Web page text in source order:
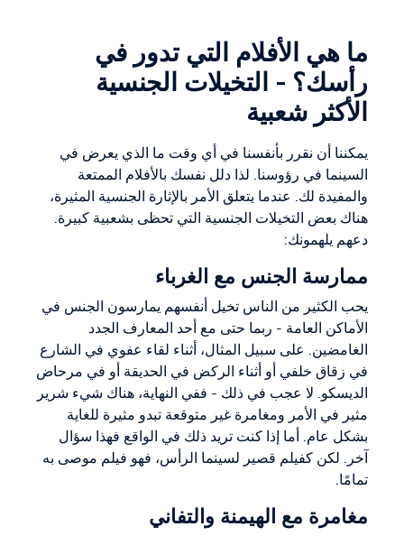
ما هي الأفلام التي تدور في
رأسك؟ - التخيلات الجنسية
الأكثر شعبية
يمكننا أن نقرر بأنفسنا في أي وقت ما الذي يعرض في
السينما في رؤوسنا. لذا دلل نفسك بالأفلام الممتعة
والمفيدة لك. عندما يتعلق الأمر بالإثارة الجنسية المثيرة،
هناك بعض التخيلات الجنسية التي تحظى بشعبية كبيرة.
دعهم يلهمونك:
ممارسة الجنس مع الغرباء
يحب الكثير من الناس تخيل أنفسهم يمارسون الجنس في
الأماكن العامة - ربما حتى مع أحد المعارف الجدد
الغامضين. على سبيل المثال، أثناء لقاء عفوي في الشارع
في زقاق خلفي أو أثناء الركض في الحديقة أو في مرحاض
الديسكو. لا عجب في ذلك - ففي النهاية، هناك شيء شرير
مثير في الأمر ومغامرة غير متوقعة تبدو مثيرة للغاية
بشكل عام. أما إذا كنت تريد ذلك في الواقع فهذا سؤال
آخر. لكن كفيلم قصير لسينما الرأس، فهو فيلم موصى به
تمامًا.
مغامرة مع الهيمنة والتفاني